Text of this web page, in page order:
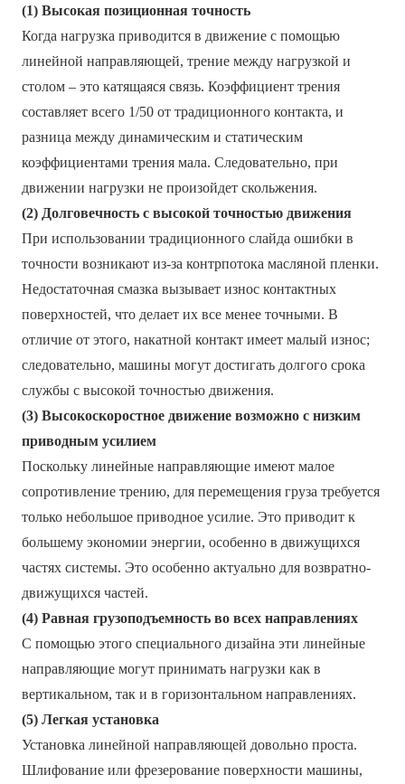
(1) Высокая позиционная точность
Когда нагрузка приводится в движение с помощью
линейной направляющей, трение между нагрузкой и
столом – это катящаяся связь. Коэффициент трения
составляет всего 1/50 от традиционного контакта, и
разница между динамическим и статическим
коэффициентами трения мала. Следовательно, при
движении нагрузки не произойдет скольжения.
(2) Долговечность с высокой точностью движения
При использовании традиционного слайда ошибки в
точности возникают из-за контрпотока масляной пленки.
Недостаточная смазка вызывает износ контактных
поверхностей, что делает их все менее точными. В
отличие от этого, накатной контакт имеет малый износ;
следовательно, машины могут достигать долгого срока
службы с высокой точностью движения.
(3) Высокоскоростное движение возможно с низким
приводным усилием
Поскольку линейные направляющие имеют малое
сопротивление трению, для перемещения груза требуется
только небольшое приводное усилие. Это приводит к
большему экономии энергии, особенно в движущихся
частях системы. Это особенно актуально для возвратно-
движущихся частей.
(4) Равная грузоподъемность во всех направлениях
С помощью этого специального дизайна эти линейные
направляющие могут принимать нагрузки как в
вертикальном, так и в горизонтальном направлениях.
(5) Легкая установка
Установка линейной направляющей довольно проста.
Шлифование или фрезерование поверхности машины,